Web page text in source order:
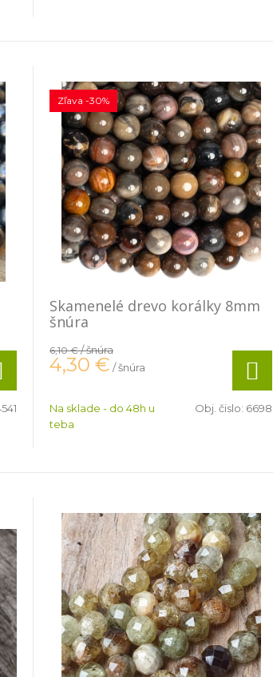
Skamenelé drevo korálky 8mm
šnúra
Zľava -30%
6,10 €/ šnúra
4,30 € / šnúra
Na sklade - do 48h u
teba
Obj. čislo: 6698